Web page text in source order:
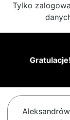
Tylko
Gratulacje!